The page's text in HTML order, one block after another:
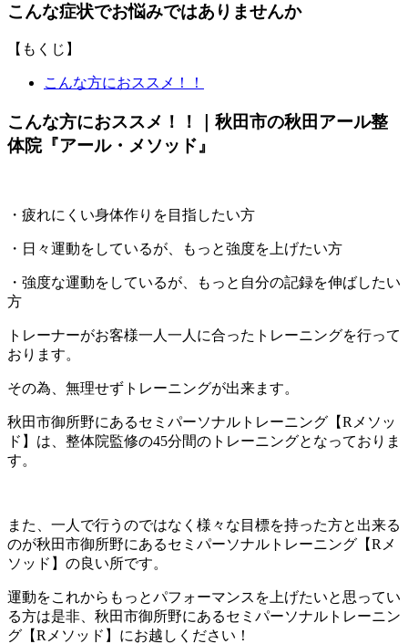
こんな症状でお悩みではありませんか
【もくじ】
こんな方におススメ！！
こんな方におススメ！！｜秋田市の秋田アール整
体院『アール・メソッド』
・疲れにくい身体作りを目指したい方
・日々運動をしているが、もっと強度を上げたい方
・強度な運動をしているが、もっと自分の記録を伸ばしたい
方
トレーナーがお客様一人一人に合ったトレーニングを行って
おります。
その為、無理せずトレーニングが出来ます。
秋田市御所野にあるセミパーソナルトレーニング【Rメソッ
ド】は、整体院監修の45分間のトレーニングとなっておりま
す。
また、一人で行うのではなく様々な目標を持った方と出来る
のが秋田市御所野にあるセミパーソナルトレーニング【Rメ
ソッド】の良い所です。
運動をこれからもっとパフォーマンスを上げたいと思ってい
る方は是非、秋田市御所野にあるセミパーソナルトレーニン
グ【Rメソッド】にお越しください！